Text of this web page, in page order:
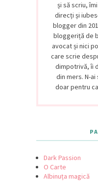
și să scriu,
direcți și
blogger din
bloggeriță de
avocat și nici
care scrie
dimpotrivă, îi
din mers. N-ai
doar pentru
Dark Passion
O Carte
Albinuța magică